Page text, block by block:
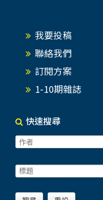
我要投稿
聯絡我們
訂閱方案
1-10期雜誌
快速搜尋